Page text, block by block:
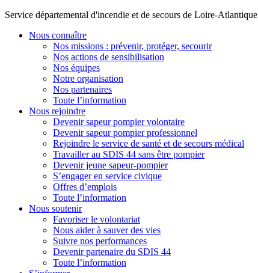
Service départemental d'incendie et de secours de Loire-Atlantique
Nous connaître
Nos missions : prévenir, protéger, secourir
Nos actions de sensibilisation
Nos équipes
Notre organisation
Nos partenaires
Toute l’information
Nous rejoindre
Devenir sapeur pompier volontaire
Devenir sapeur pompier professionnel
Rejoindre le service de santé et de secours médical
Travailler au SDIS 44 sans être pompier
Devenir jeune sapeur-pompier
S’engager en service civique
Offres d’emplois
Toute l’information
Nous soutenir
Favoriser le volontariat
Nous aider à sauver des vies
Suivre nos performances
Devenir partenaire du SDIS 44
Toute l’information